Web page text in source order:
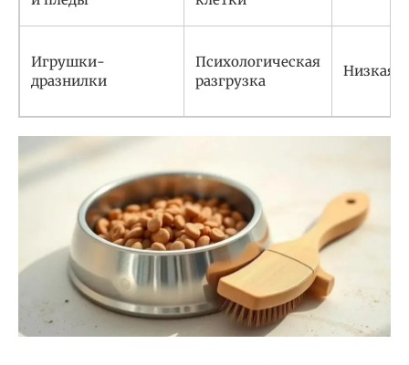
Игрушки-
дразнилки
Психологическая
разгрузка
Низкая